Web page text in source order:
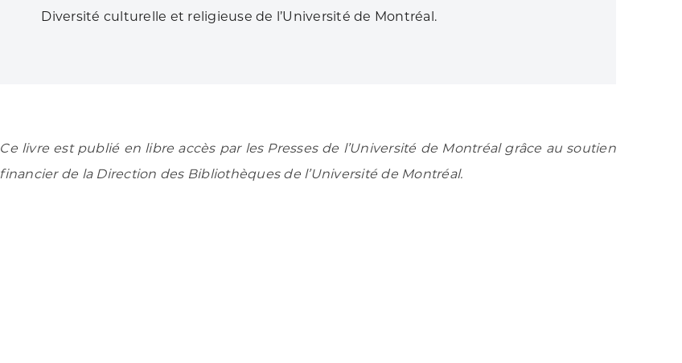
Diversité culturelle et religieuse de l’Université de Montréal.
Ce livre est publié en libre accès par les Presses de l’Université de Montréal grâce au soutien
financier de la Direction des Bibliothèques de l’Université de Montréal.